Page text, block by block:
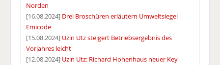
Norden
[16.08.2024] Drei Broschüren erläutern Umweltsiegel
Emicode
[15.08.2024] Uzin Utz steigert Betriebsergebnis des
Vorjahres leicht
[12.08.2024] Uzin Utz: Richard Hohenhaus neuer Key